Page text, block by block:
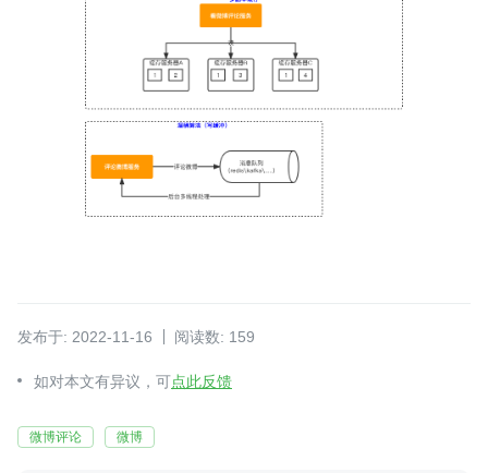
发布于: 2022-11-16 阅读数: 159
如对本文有异议，可点此反馈
微博评论 微博